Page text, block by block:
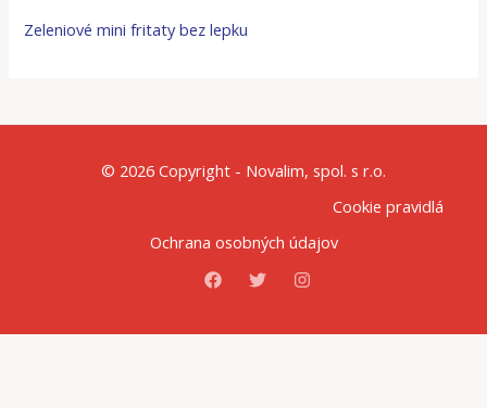
Zeleniové mini fritaty bez lepku
© 2026 Copyright - Novalim, spol. s r.o.
Cookie pravidlá
Ochrana osobných údajov